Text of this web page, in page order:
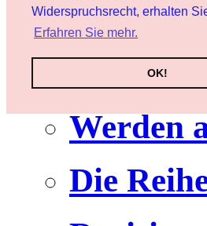
Widerspruchsrecht, erhalten
Erfahren Sie mehr.
OK!
Service
Werden
Die